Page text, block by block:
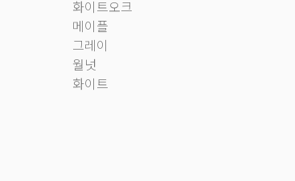
화이트오크
메이플
그레이
월넛
화이트